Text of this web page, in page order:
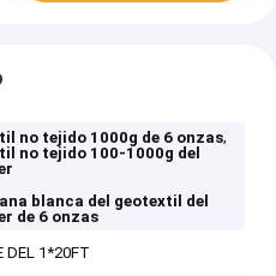
no tejido 1000g de 6 onzas,
no tejido 100-1000g del
blanca del geotextil del
de 6 onzas
DEL 1*20FT